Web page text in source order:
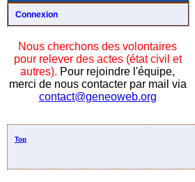
Connexion
Nous cherchons des volontaires
pour relever des actes (état civil et
autres). Pour rejoindre l'équipe,
merci de nous contacter par mail via
contact@geneoweb.org
Top